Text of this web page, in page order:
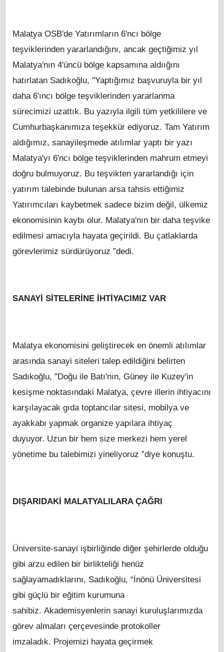
Malatya OSB'de Yatırımların 6'ncı bölge
teşviklerinden yararlandığını, ancak geçtiğimiz yıl
Malatya'nın 4'üncü bölge kapsamına aldıığını
hatırlatan Sadıkoğlu, "Yaptığımız başvuruyla bir yıl
daha 6'ıncı bölge teşviklerinden yararlanma
sürecimizi uzattık. Bu yazıyla ilgili tüm yetkililere ve
Cumhurbaşkanımıza teşekkür ediyoruz. Tam Yatırım
aldığımız, sanayileşmede atılımlar yaptı bir yazı
Malatya'yı 6'ncı bölge teşviklerinden mahrum etmeyi
doğru bulmuyoruz. Bu teşvikten yararlandığı için
yatırım talebinde bulunan arsa tahsis ettiğimiz
Yatırımcıları kaybetmek sadece bizim değil, ülkemiz
ekonomisinin kaybı olur. Malatya'nın bir daha teşvike
edilmesi amacıyla hayata geçirildi. Bu çatlaklarda
görevlerimiz sürdürüyoruz ”dedi.
SANAYİ SİTELERİNE İHTİYACIMIZ VAR
Malatya ekonomisini geliştirecek en önemli atılımlar
arasında sanayi siteleri talep edildiğini belirten
Sadıkoğlu, "Doğu ile Batı'nın, Güney ile Kuzey'in
kesişme noktasındaki Malatya, çevre illerin ihtiyacını
karşılayacak gıda toptancılar sitesi, mobilya ve
ayakkabı yapmak organize yapılara ihtiyaç
duyuyor. Uzun bir hem size merkezi hem yerel
yönetime bu talebimizi yineliyoruz ”diye konuştu.
DIŞARIDAKİ MALATYALILARA ÇAĞRI
Üniversite-sanayi işbirliğinde diğer şehirlerde olduğu
gibi arzu edilen bir birlikteliği henüz
sağlayamadıklarını, Sadıkoğlu, “İnönü Üniversitesi
gibi güçlü bir eğitim kurumuna
sahibiz. Akademisyenlerin sanayi kuruluşlarımızda
görev almaları çerçevesinde protokoller
imzaladık. Projemizi hayata geçirmek